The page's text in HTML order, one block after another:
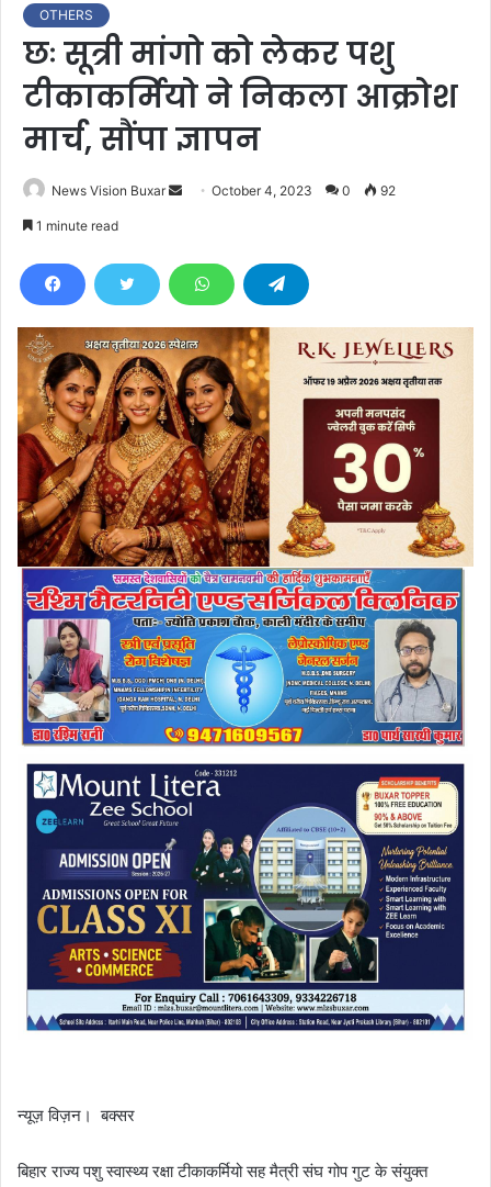
OTHERS
छः सूत्री मांगो को लेकर पशु
टीकाकर्मियो ने निकला आक्रोश
मार्च, सौंपा ज्ञापन
News Vision Buxar
d
e
m
a
i
l
October 4, 2023 0 92
1 minute read
न्यूज़ विज़न। बक्सर
बिहार राज्य पशु स्वास्थ्य रक्षा टीकाकर्मियो सह मैत्री संघ गोप गुट के संयुक्त